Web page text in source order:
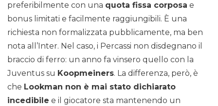
preferibilmente con una quota fissa corposa e
bonus limitati e facilmente raggiungibili. È una
richiesta non formalizzata pubblicamente, ma ben
nota all’Inter. Nel caso, i Percassi non disdegnano il
braccio di ferro: un anno fa vinsero quello con la
Juventus su Koopmeiners. La differenza, però, è
che Lookman non è mai stato dichiarato
incedibile e il giocatore sta mantenendo un